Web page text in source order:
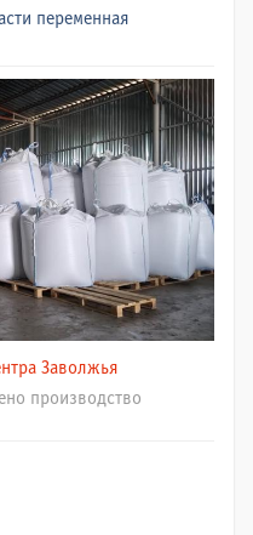
переменная
Заволжья
производство